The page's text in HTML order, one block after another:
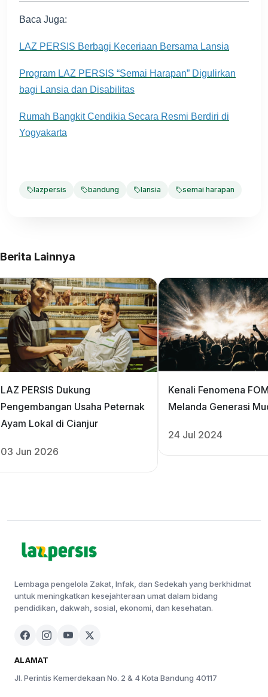
Baca Juga:
LAZ PERSIS Berbagi Keceriaan Bersama Lansia
Program LAZ PERSIS “Semai Harapan” Digulirkan
bagi Lansia dan Disabilitas
Rumah Bangkit Cendikia Secara Resmi Berdiri di
Yogyakarta
lazpersis bandung lansia semai harapan
Berita Lainnya
LAZ PERSIS Dukung
Pengembangan Usaha Peternak
Ayam Lokal di Cianjur
03 Jun 2026
Kenali Fenomena
Melanda Generasi
24 Jul 2024
Lembaga pengelola Zakat, Infak, dan Sedekah yang berkhidmat
untuk meningkatkan kesejahteraan umat dalam bidang
pendidikan, dakwah, sosial, ekonomi, dan kesehatan.
ALAMAT
Jl. Perintis Kemerdekaan No. 2 & 4 Kota Bandung 40117